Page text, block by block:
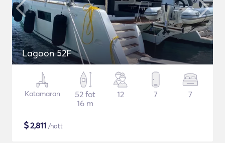
Lagoon 52F
Katamaran
52 fot
16 m
12 7 7
$2,811 /natt